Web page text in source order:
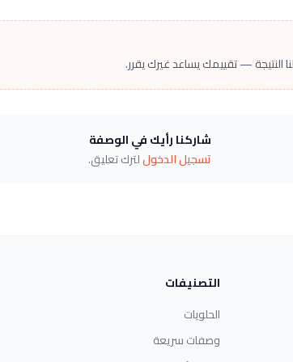
— تقييمك يساعد غيرك يقرر.
شاركنا رأيك في الوصفة
تسجيل الدخوللترك تعليق.
التصنيفات
الحلويات
وصفات سريعة